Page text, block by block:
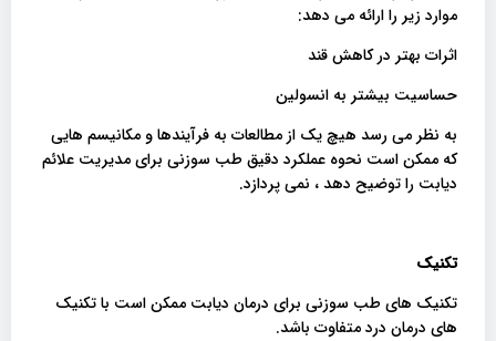
موارد زیر را ارائه می دهد:
اثرات بهتر در کاهش قند
حساسیت بیشتر به انسولین
به نظر می رسد هیچ یک از مطالعات به فرآیندها و مکانیسم هایی
که ممکن است نحوه عملکرد دقیق طب سوزنی برای مدیریت علائم
دیابت را توضیح دهد ، نمی پردازد.
تکنیک
تکنیک های طب سوزنی برای درمان دیابت ممکن است با تکنیک
های درمان درد متفاوت باشد.